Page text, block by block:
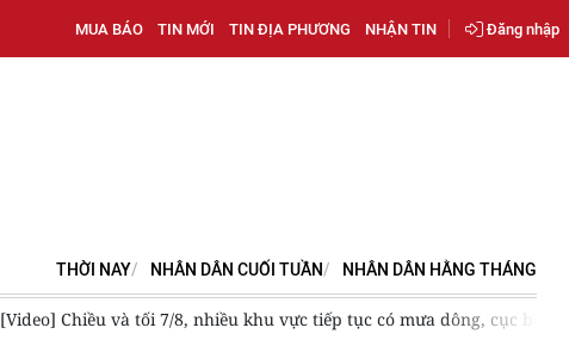
MUA BÁO TIN MỚI TIN ĐỊA PHƯƠNG NHẬN TIN Đăng nhập
THỜI NAY NHÂN DÂN CUỐI TUẦN NHÂN DÂN HẰNG THÁNG
[Video] Chiều và tối 7/8, nhiều khu vực tiếp tục có mưa dông, cục bộ